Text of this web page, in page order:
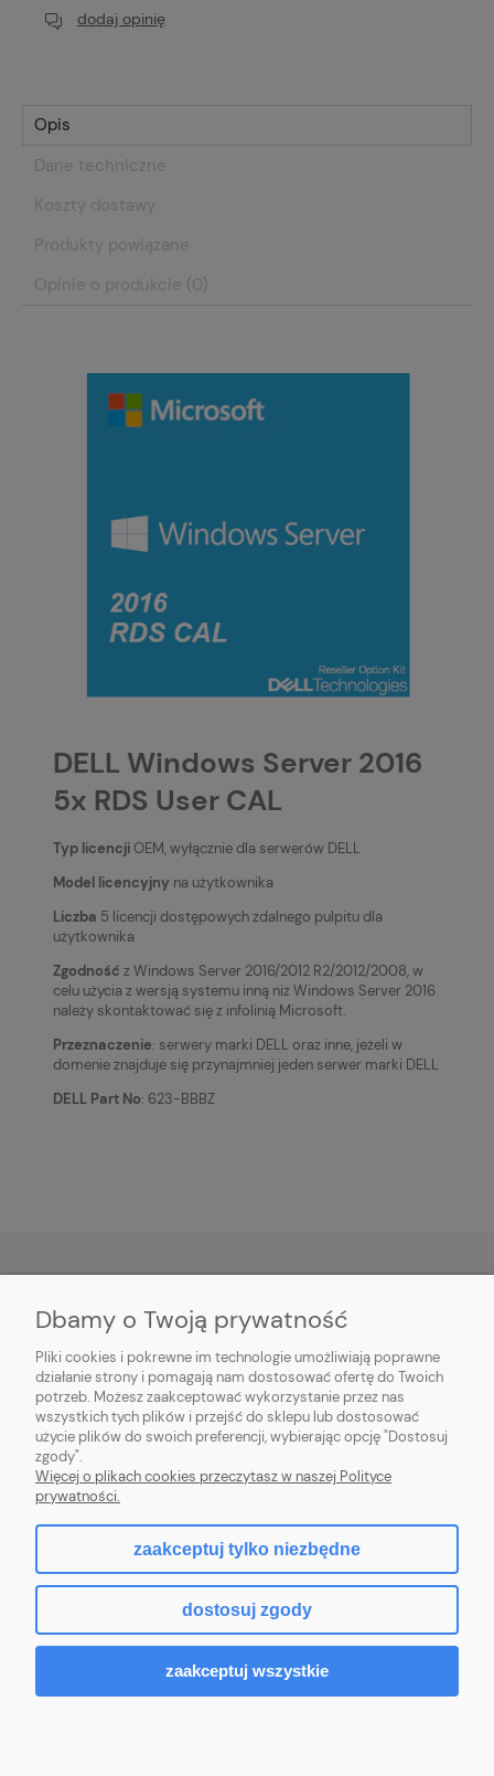
dodaj opinię
Opis
Dane techniczne
Koszty dostawy
Produkty powiązane
Opinie o produkcie (0)
DELL Windows Server 2016
5x RDS User CAL
Typ licencjiOEM, wyłącznie dla serwerów DELL
Model licencyjny na użytkownika
Liczba 5 licencji dostępowych zdalnego pulpitu dla
użytkownika
Zgodność z Windows Server 2016/2012 R2/2012/2008, w
celu użycia z wersją systemu inną niż Windows Server 2016
należy skontaktować się z infolinią Microsoft.
Przeznaczenie: serwery marki DELL oraz inne, jeżeli w
domenie znajduje się przynajmniej jeden serwer marki DELL
DELL Part No: 623-BBBZ
O NAS
INFORMACJE
PŁATNOŚCI I DOSTAWA
POMOC
MOJE KONTO
2026 © komputerydlafirm.pl - wszystkie prawa zastrzeżone.
pokaż pełną wersję strony
Dbamy o Twoją prywatność
Pliki cookies i pokrewne im technologie umożliwiają poprawne
działanie strony i pomagają nam dostosować ofertę do Twoich
potrzeb. Możesz zaakceptować wykorzystanie przez nas
wszystkich tych plików i przejść do sklepu lub dostosować
użycie plików do swoich preferencji, wybierając opcję "Dostosuj
zgody".
Więcej o plikach cookies przeczytasz w naszej Polityce
prywatności.
zaakceptuj tylko niezbędne
dostosuj zgody
zaakceptuj wszystkie